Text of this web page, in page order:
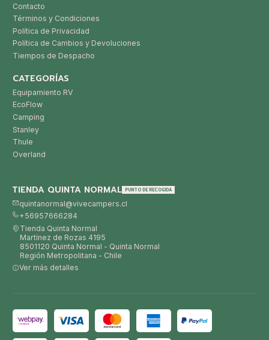
Contacto
Términos y Condiciones
Política de Privacidad
Política de Cambios y Devoluciones
Tiempos de Despacho
CATEGORÍAS
Equipamiento RV
EcoFlow
Camping
Stanley
Thule
Overland
TIENDA QUINTA NORMAL PUNTO DE RECOGIDA
quintanormal@vivecampers.cl
+56957666284
Tienda Quinta Normal
Martínez de Rozas 4195
8501120 Quinta Normal - Quinta Normal
Región Metropolitana - Chile
Ver más detalles